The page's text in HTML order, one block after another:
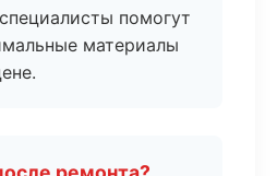
помогут
материалы